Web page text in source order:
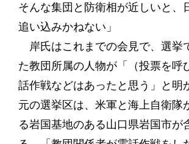
そんな集団と防衛相が近しいと、
追い込みかねない」
岸氏はこれまでの会見で、選挙
た教団所属の人物が「（投票を呼
話作戦などはあったと思う」と明
元の選挙区は、米軍と海上自衛隊
る岩国基地のある山口県岩国市が